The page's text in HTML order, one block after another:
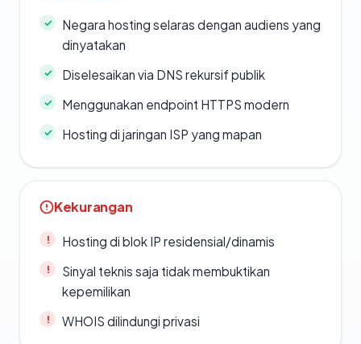
Negara hosting selaras dengan audiens yang
dinyatakan
Diselesaikan via DNS rekursif publik
Menggunakan endpoint HTTPS modern
Hosting di jaringan ISP yang mapan
Kekurangan
Hosting di blok IP residensial/dinamis
Sinyal teknis saja tidak membuktikan
kepemilikan
WHOIS dilindungi privasi